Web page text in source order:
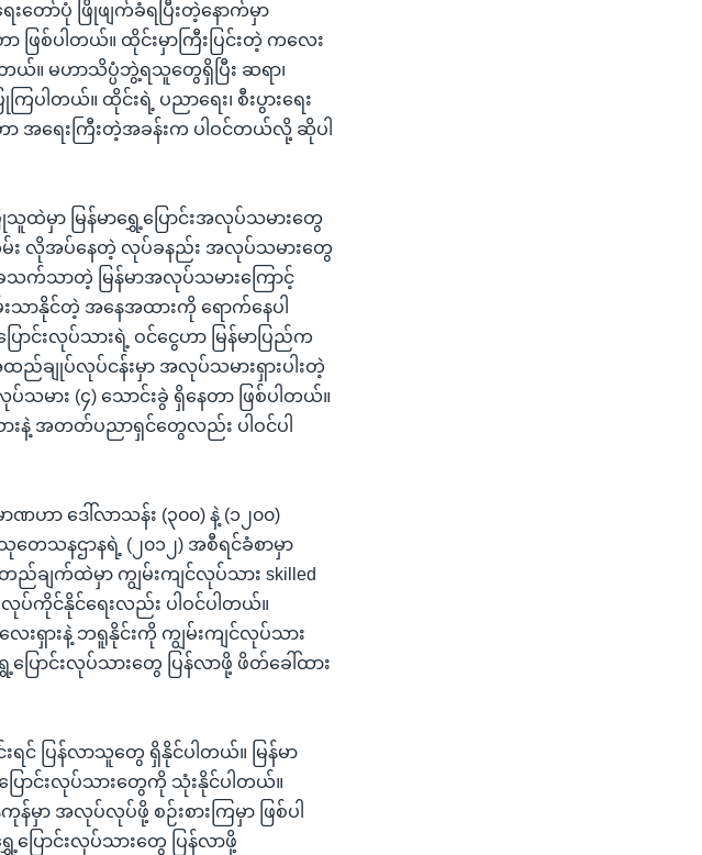
တော်ပုံ ဖြိုဖျက်ခံရပြီးတဲ့နောက်မှာ
ြစ်ပါတယ်။ ထိုင်းမှာကြီးပြင်းတဲ့ ကလေး
။ မဟာသိပ္ပံဘွဲ့ရသူတွေရှိပြီး ဆရာ၊
ပါတယ်။ ထိုင်းရဲ့ ပညာရေး၊ စီးပွားရေး
ာ အရေးကြီးတဲ့အခန်းက ပါဝင်တယ်လို့ ဆိုပါ
မှာ မြန်မာရွှေ့ပြောင်းအလုပ်သမားတွေ
မ်း လိုအပ်နေတဲ့ လုပ်ခနည်း အလုပ်သမားတွေ
ခသက်သာတဲ့ မြန်မာအလုပ်သမားကြောင့်
ာနိုင်တဲ့ အနေအထားကို ရောက်နေပါ
င်းလုပ်သားရဲ့ ဝင်ငွေဟာ မြန်မာပြည်က
ည်ချုပ်လုပ်ငန်းမှာ အလုပ်သမားရှားပါးတဲ့
သမား (၄) သောင်းခွဲ ရှိနေတာ ဖြစ်ပါတယ်။
းနဲ့ အတတ်ပညာရှင်တွေလည်း ပါဝင်ပါ
ဟာ ဒေါ်လာသန်း (၃၀၀) နဲ့ (၁၂၀၀)
တေသနဌာနရဲ့ (၂၀၁၂) အစီရင်ခံစာမှာ
ည်ချက်ထဲမှာ ကျွမ်းကျင်လုပ်သား skilled
ပ်ကိုင်နိုင်ရေးလည်း ပါဝင်ပါတယ်။
းရှားနဲ့ ဘရူနိုင်းကို ကျွမ်းကျင်လုပ်သား
ြောင်းလုပ်သားတွေ ပြန်လာဖို့ ဖိတ်ခေါ်ထား
ရင် ပြန်လာသူတွေ ရှိနိုင်ပါတယ်။ မြန်မာ
ောင်းလုပ်သားတွေကို သုံးနိုင်ပါတယ်။
မှာ အလုပ်လုပ်ဖို့ စဉ်းစားကြမှာ ဖြစ်ပါ
ောင်းလုပ်သားတွေ ပြန်လာဖို့